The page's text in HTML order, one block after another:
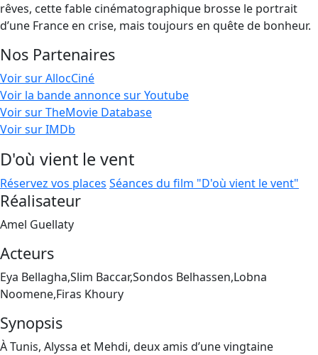
rêves, cette fable cinématographique brosse le portrait
d’une France en crise, mais toujours en quête de bonheur.
Nos Partenaires
Voir sur AllocCiné
Voir la bande annonce sur Youtube
Voir sur TheMovie Database
Voir sur IMDb
D'où vient le vent
Réservez vos places Séances du film "D'où vient le vent"
Réalisateur
Amel Guellaty
Acteurs
Eya Bellagha,Slim Baccar,Sondos Belhassen,Lobna
Noomene,Firas Khoury
Synopsis
À Tunis, Alyssa et Mehdi, deux amis d’une vingtaine